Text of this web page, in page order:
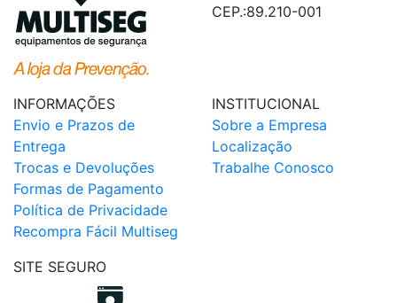
CEP.:89.210-001
INFORMAÇÕES
Envio e Prazos de
Entrega
Trocas e Devoluções
Formas de Pagamento
Política de Privacidade
Recompra Fácil Multiseg
INSTITUCIONAL
Sobre a Empresa
Localização
Trabalhe Conosco
SITE SEGURO